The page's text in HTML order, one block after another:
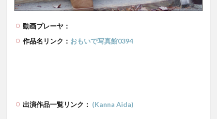
動画プレーヤ：
作品名リンク： おもいで写真館0394
出演作品一覧リンク： (Kanna Aida)